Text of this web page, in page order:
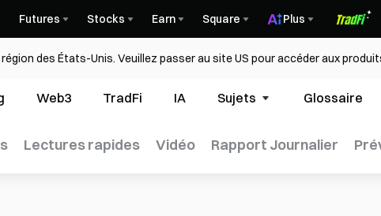
Futures Stocks Earn Square Plus
des États-Unis. Veuillez passer au site US pour accéder aux
Web3 TradFi IA Sujets Glossaire
Lectures rapides Vidéo Rapport Journalier